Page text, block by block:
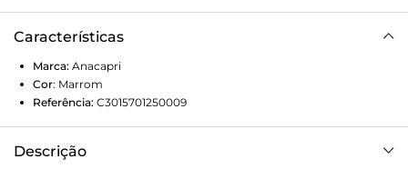
Características
Marca: Anacapri
Cor: Marrom
Referência: C3015701250009
Descrição